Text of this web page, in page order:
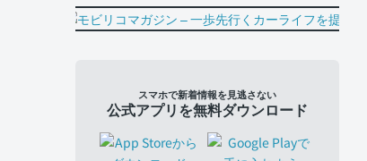
スマホで新着情報を見逃さない
公式アプリを無料ダウンロード